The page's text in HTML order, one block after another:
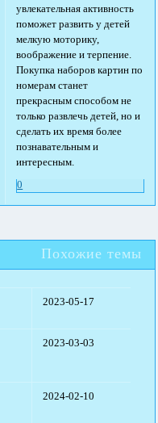
увлекательная активность
поможет развить у детей
мелкую моторику,
воображение и терпение.
Покупка наборов картин по
номерам станет
прекрасным способом не
только развлечь детей, но и
сделать их время более
познавательным и
интересным.
0
Похожие темы
2023-05-17
2023-03-03
2024-02-10